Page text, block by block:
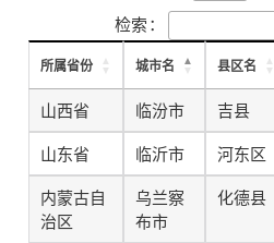
检索：
所属省份 城市名 县区名
山西省 临汾市 吉县
山东省
临沂市 河东区
内蒙古自
治区
乌兰察
布市
化德县